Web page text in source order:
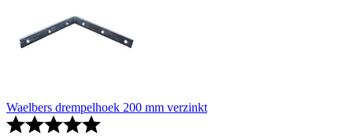
Waelbers drempelhoek 200 mm verzinkt